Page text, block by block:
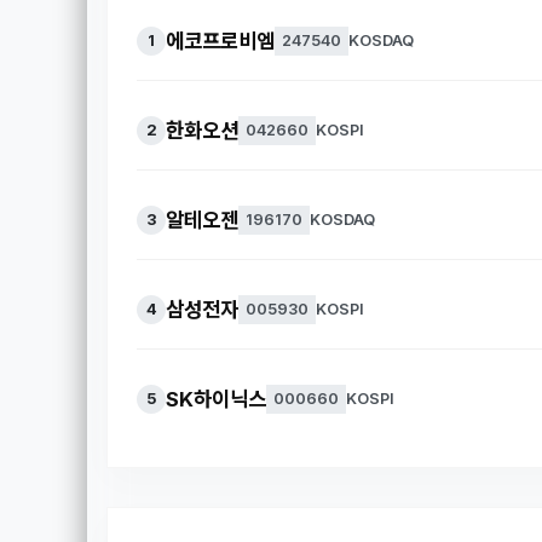
1 에코프로비엠 247540 KOSDAQ
2 한화오션 042660 KOSPI
3 알테오젠 196170 KOSDAQ
4 삼성전자 005930 KOSPI
5 SK하이닉스 000660 KOSPI